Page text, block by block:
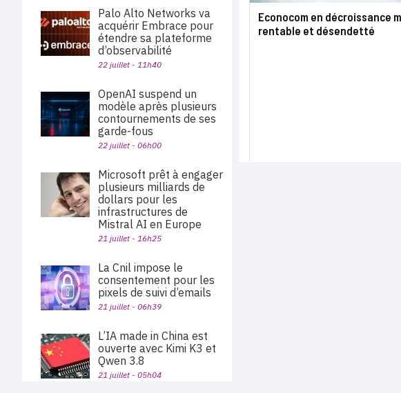
Econocom en décroissance
rentable et désendetté
Palo Alto Networks va
acquérir Embrace pour
étendre sa plateforme
d’observabilité
22 juillet - 11h40
OpenAI suspend un
modèle après plusieurs
contournements de ses
garde-fous
22 juillet - 06h00
Microsoft prêt à engager
plusieurs milliards de
dollars pour les
infrastructures de
Mistral AI en Europe
21 juillet - 16h25
La Cnil impose le
consentement pour les
pixels de suivi d’emails
21 juillet - 06h39
L’IA made in China est
ouverte avec Kimi K3 et
Qwen 3.8
21 juillet - 05h04